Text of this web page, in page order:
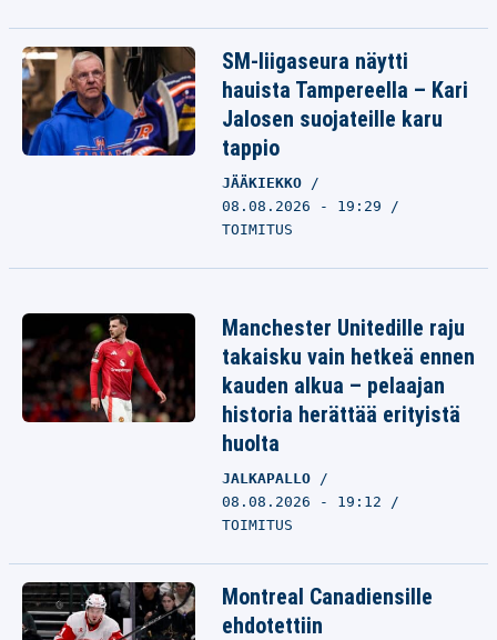
SM-liigaseura näytti
hauista Tampereella – Kari
Jalosen suojateille karu
tappio
JÄÄKIEKKO
08.08.2026 - 19:29
TOIMITUS
Manchester Unitedille raju
takaisku vain hetkeä ennen
kauden alkua – pelaajan
historia herättää erityistä
huolta
JALKAPALLO
08.08.2026 - 19:12
TOIMITUS
Montreal Canadiensille
ehdotettiin